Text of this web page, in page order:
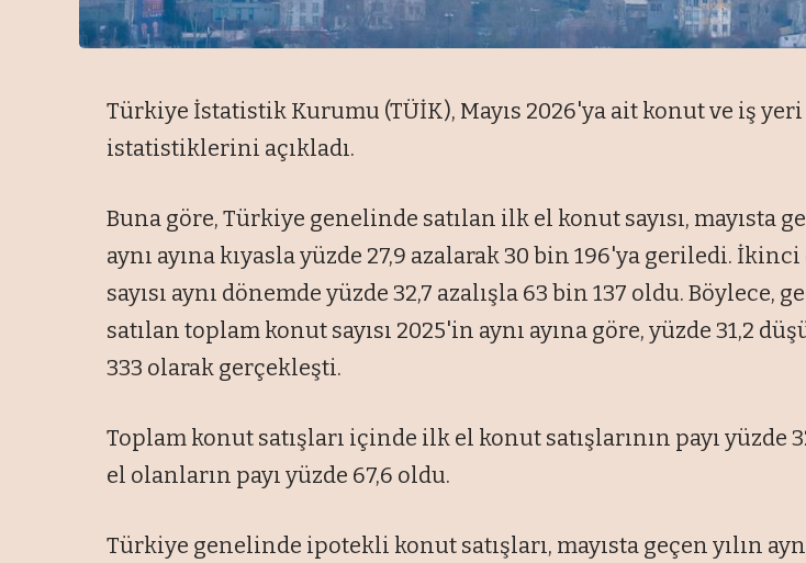
Türkiye İstatistik Kurumu (TÜİK), Mayıs 2026'ya ait konut ve iş yeri
istatistiklerini açıkladı.
Buna göre, Türkiye genelinde satılan ilk el konut sayısı, mayısta
aynı ayına kıyasla yüzde 27,9 azalarak 30 bin 196'ya geriledi.
sayısı aynı dönemde yüzde 32,7 azalışla 63 bin 137 oldu. Böylece,
satılan toplam konut sayısı 2025'in aynı ayına göre, yüzde 31,2
333 olarak gerçekleşti.
Toplam konut satışları içinde ilk el konut satışlarının payı yüzde
el olanların payı yüzde 67,6 oldu.
Türkiye genelinde ipotekli konut satışları, mayısta geçen yılın